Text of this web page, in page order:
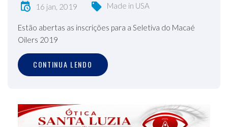
16 jan, 2019 Made in USA
Estão abertas as inscrições para a Seletiva do Macaé
Oilers 2019
CONTINUA LENDO